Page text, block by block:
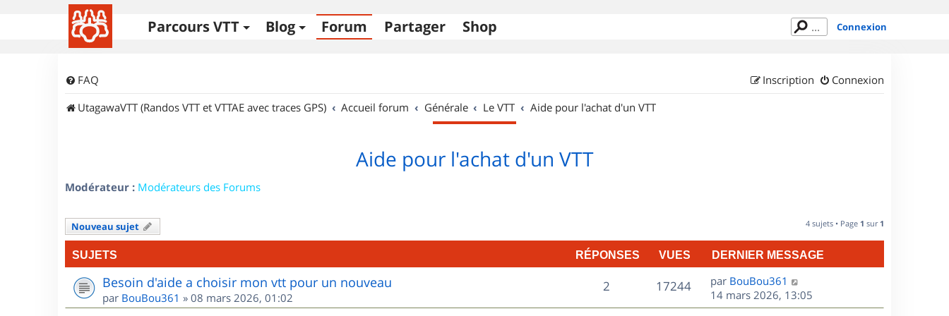
Parcours VTT Blog Forum Partager Shop Connexion
FAQ Connexion
Inscription
UtagawaVTT (Randos VTT et VTTAE avec traces GPS)
Accueil forum Générale Le VTT Aide pour l'achat d'un VTT
Aide pour l'achat d'un VTT
Modérateur : Modérateurs des Forums
Nouveau sujet 4 sujets • Page 1 sur 1
SUJETS RÉPONSES VUES DERNIER MESSAGE
Besoin d'aide a choisir mon vtt pour un nouveau
par BouBou361 » 08 mars 2026, 01:02
2R
é
17244V
u
D
e
r
par BouBou361
14 mars 2026, 13:05